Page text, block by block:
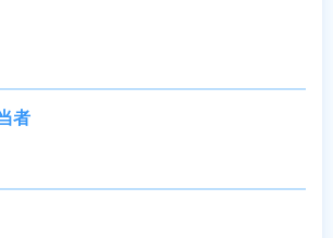
者